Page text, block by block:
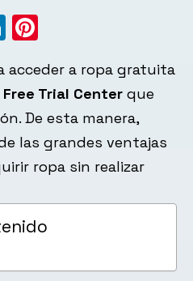
LinkedIn
acceder a ropa gratuita
Trial Center que
De esta manera,
las grandes ventajas
ropa sin realizar